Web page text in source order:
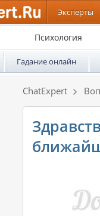
Эксперты
Психология
Гадание онлайн
ChatExpert